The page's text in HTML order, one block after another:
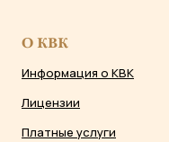
О КВК
Информация о КВК
Лицензии
Платные услуги